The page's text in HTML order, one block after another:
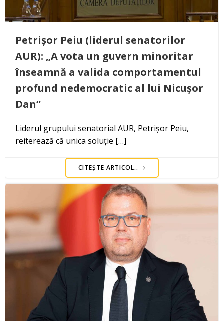
Petrișor Peiu (liderul senatorilor
AUR): „A vota un guvern minoritar
înseamnă a valida comportamentul
profund nedemocratic al lui Nicușor
Dan”
Liderul grupului senatorial AUR, Petrișor Peiu,
reiterează că unica soluție […]
CITEȘTE ARTICOL..